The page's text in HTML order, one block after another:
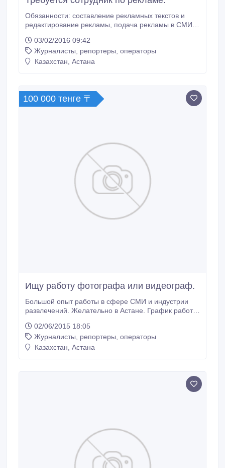
Обязанности: составление рекламных текстов и
редактирование рекламы, подача рекламы в СМИ,
ведение отчетной документации, обеспечение
непрерывного потока всей рекламы. Требования: от
20 лет, высшее или среднее образование, хорошее
03/02/2016 09:42
Журналисты, репортеры, операторы
Казахстан, Астана
100 000 тенге 〒
Ищу работу фотографа или видеограф.
Большой опыт работы в сфере СМИ и индустрии
развлечений. Желательно в Астане. График работы
02/06/2015 18:05
Журналисты, репортеры, операторы
Казахстан, Астана